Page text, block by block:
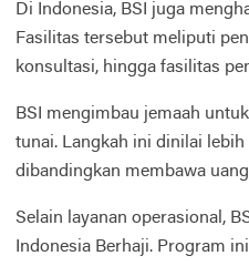
Di Indonesia, BSI juga
Fasilitas tersebut meliputi
konsultasi, hingga fasilitas
BSI mengimbau jemaah
tunai. Langkah ini dinilai lebih
dibandingkan membawa
Selain layanan operasional,
Indonesia Berhaji. Program